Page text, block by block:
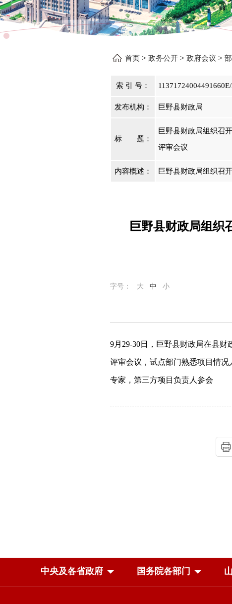
首页> 政务公开> 政府会议 >
索 引 号：
发布机构： 巨野县财政局
标 题：
巨野县财政局组织召
评审会议
内容概述： 巨野县财政局组织召
巨野县财政局组织
字号： 大 中 小
9月 29-30日，巨野县财政局在县财
评审会议， 试点部门熟悉项目情
专家，第三方项目负责人参会
中央及各省政府 国务院各部门